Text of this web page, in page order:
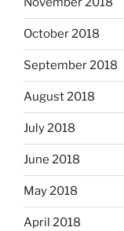
October 2018
September 2018
August 2018
July 2018
June 2018
May 2018
April 2018